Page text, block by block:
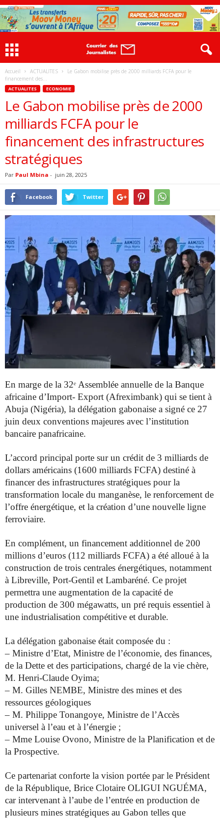
Accueil ACTUALITES
Le Gabon mobilise près de 2000 milliards FCFA pour le
financement des...
ACTUALITES ECONOMIE
Le Gabon mobilise près de 2000
milliards FCFA pour le
financement des infrastructures
stratégiques
Par Paul Mbina - juin 28, 2025
Facebook Twitter
En marge de la 32ᵉ Assemblée annuelle de la Banque
africaine d’Import- Export (Afreximbank) qui se tient à
Abuja (Nigéria), la délégation gabonaise a signé ce 27
juin deux conventions majeures avec l’institution
bancaire panafricaine.
L’accord principal porte sur un crédit de 3 milliards de
dollars américains (1600 milliards FCFA) destiné à
financer des infrastructures stratégiques pour la
transformation locale du manganèse, le renforcement de
l’offre énergétique, et la création d’une nouvelle ligne
ferroviaire.
En complément, un financement additionnel de 200
millions d’euros (112 milliards FCFA) a été alloué à la
construction de trois centrales énergétiques, notamment
à Libreville, Port-Gentil et Lambaréné. Ce projet
permettra une augmentation de la capacité de
production de 300 mégawatts, un pré requis essentiel à
une industrialisation compétitive et durable.
La délégation gabonaise était composée du :
– Ministre d’Etat, Ministre de l’économie, des finances,
de la Dette et des participations, chargé de la vie chère,
M. Henri-Claude Oyima;
– ⁠M. Gilles NEMBE, Ministre des mines et des
ressources géologiques
– ⁠M. Philippe Tonangoye, Ministre de l’Accès
universel à l’eau et à l’énergie ;
– ⁠Mme Louise Ovono, Ministre de la Planification et de
la Prospective.
Ce partenariat conforte la vision portée par le Président
de la République, Brice Clotaire OLIGUI NGUÉMA,
car intervenant à l’aube de l’entrée en production de
plusieurs mines stratégiques au Gabon telles que